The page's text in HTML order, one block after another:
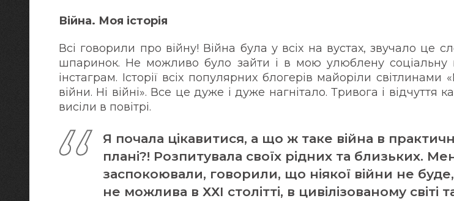
Війна. Моя історія
Всі говорили про війну! Війна була у всіх на вустах, звучало це
шпаринок. Не можливо було зайти і в мою улюблену соціальну
інстаграм. Історії всіх популярних блогерів майоріли світлинами
війни. Ні війні». Все це дуже і дуже нагнітало. Тривога і відчуття
висіли в повітрі.
Я почала цікавитися, а що ж таке війна в
плані?! Розпитувала своїх рідних та близьких.
заспокоювали, говорили, що ніякої війни не
не можлива в ХХІ столітті, в цивілізованому світі